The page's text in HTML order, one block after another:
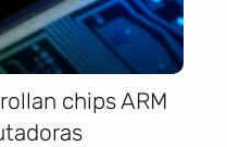
chips ARM